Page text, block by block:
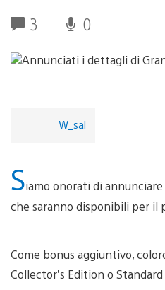
3 0
W_sal
Siamo onorati di
che saranno disponibili per
Come bonus aggiuntivo,
Collector’s Edition o